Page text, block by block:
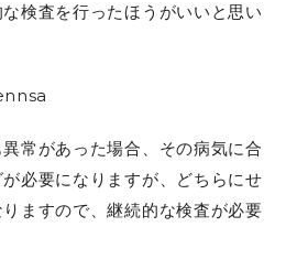
検査を行ったほうがいいと思い
常があった場合、その病気に合
必要になりますが、どちらにせ
ますので、継続的な検査が必要